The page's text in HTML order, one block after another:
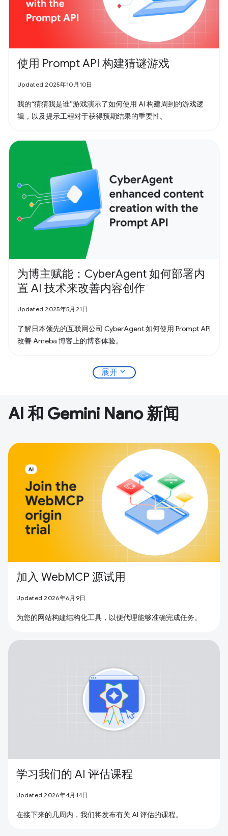
使用 Prompt API 构建猜谜游戏
Updated 2025年10月10日
我的“猜猜我是谁”游戏演示了如何使用 AI 构建周到的游戏逻
辑，以及提示工程对于获得预期结果的重要性。
为博主赋能：CyberAgent 如何部署内
置 AI 技术来改善内容创作
Updated 2025年5月21日
了解日本领先的互联网公司 CyberAgent 如何使用 Prompt API
改善 Ameba 博客上的博客体验。
展开 expand_more
AI 和 Gemini Nano 新闻
加入 WebMCP 源试用
Updated 2026年6月9日
为您的网站构建结构化工具，以便代理能够准确完成任务。
学习我们的 AI 评估课程
Updated 2026年4月14日
在接下来的几周内，我们将发布有关 AI 评估的课程。